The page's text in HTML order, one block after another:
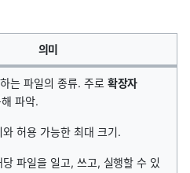
의미
는 파일의 종류. 주로 확장자
파악.
허용 가능한 최대 크기.
당 파일을 일고, 쓰고, 실행할 수 있